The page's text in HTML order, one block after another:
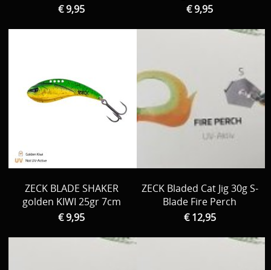
€ 9,95
€ 9,95
ZECK BLADE SHAKER
golden KIWI 25gr 7cm
€ 9,95
ZECK Bladed Cat Jig 30g S-
Blade Fire Perch
€ 12,95